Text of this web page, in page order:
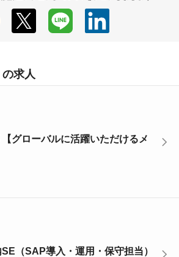
求人
グローバルに活躍いただけるメ
（SAP導入・運用・保守担当）